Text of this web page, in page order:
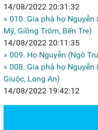
14/08/2022 20:31:32
» 010. Gia phả họ
Mỹ, Giồng Trôm, Bến Tre)
14/08/2022 20:11:35
» 009. Họ Nguyễn (Ngô
» 008. Gia phả họ Nguyễn
Giuộc, Long An)
14/08/2022 19:42:12